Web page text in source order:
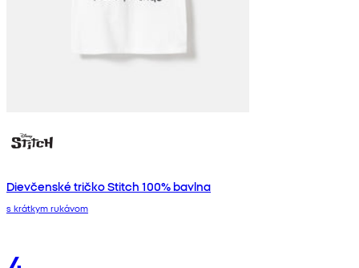
Dievčenské tričko Stitch 100% bavlna
s krátkym rukávom